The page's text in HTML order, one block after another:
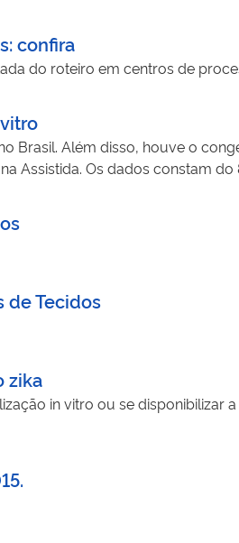
confira
do roteiro em centros de
Brasil. Além disso, houve o
Assistida. Os dados constam
de Tecidos
zika
in vitro ou se disponibilizar